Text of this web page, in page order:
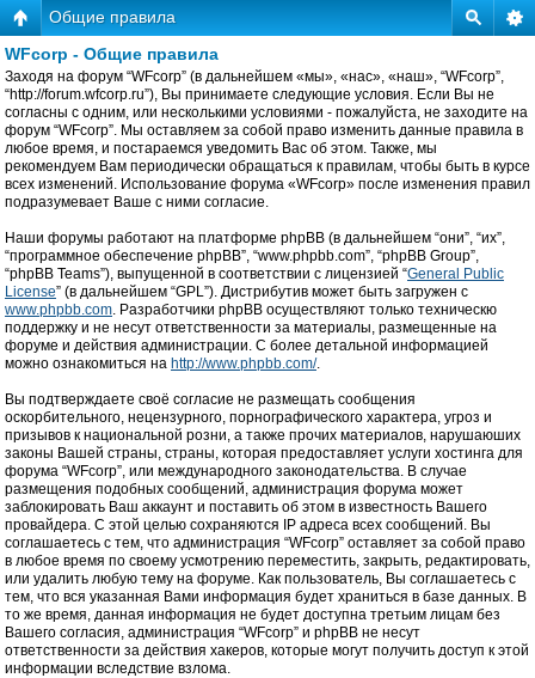
Общие правила
WFcorp - Общие правила
Заходя на форум “WFcorp” (в дальнейшем «мы», «нас», «наш», “WFcorp”,
“http://forum.wfcorp.ru”), Вы принимаете следующие условия. Если Вы не
согласны с одним, или несколькими условиями - пожалуйста, не заходите на
форум “WFcorp”. Мы оставляем за собой право изменить данные правила в
любое время, и постараемся уведомить Вас об этом. Также, мы
рекомендуем Вам периодически обращаться к правилам, чтобы быть в курсе
всех изменений. Использование форума «WFcorp» после изменения правил
подразумевает Ваше с ними согласие.
Наши форумы работают на платформе phpBB (в дальнейшем “они”, “их”,
“программное обеспечение phpBB”, “www.phpbb.com”, “phpBB Group”,
“phpBB Teams”), выпущенной в соответствии с лицензией “General Public
License” (в дальнейшем “GPL”). Дистрибутив может быть загружен с
www.phpbb.com. Разработчики phpBB осуществляют только техническю
поддержку и не несут ответственности за материалы, размещенные на
форуме и действия администрации. С более детальной информацией
можно ознакомиться на http://www.phpbb.com/.
Вы подтверждаете своё согласие не размещать сообщения
оскорбительного, нецензурного, порнографического характера, угроз и
призывов к национальной розни, а также прочих материалов, нарушаюших
законы Вашей страны, страны, которая предоставляет услуги хостинга для
форума “WFcorp”, или международного законодательства. В случае
размещения подобных сообщений, администрация форума может
заблокировать Ваш аккаунт и поставить об этом в известность Вашего
провайдера. С этой целью сохраняются IP адреса всех сообщений. Вы
соглашаетесь с тем, что администрация “WFcorp” оставляет за собой право
в любое время по своему усмотрению переместить, закрыть, редактировать,
или удалить любую тему на форуме. Как пользователь, Вы соглашаетесь с
тем, что вся указанная Вами информация будет храниться в базе данных. В
то же время, данная информация не будет доступна третьим лицам без
Вашего согласия, администрация “WFcorp” и phpBB не несут
ответственности за действия хакеров, которые могут получить доступ к этой
информации вследствие взлома.